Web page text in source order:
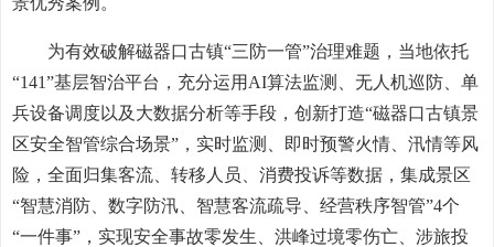
为有效破解磁器口古镇“三防一管”治理难题，当地依托
“141”基层智治平台，充分运用AI算法监测、无人机巡防、单
兵设备调度以及大数据分析等手段，创新打造“磁器口古镇景
区安全智管综合场景”，实时监测、即时预警火情、汛情等风
险，全面归集客流、转移人员、消费投诉等数据，集成景区
“智慧消防、数字防汛、智慧客流疏导、经营秩序智管”4个
“一件事”，实现安全事故零发生、洪峰过境零伤亡、涉旅投